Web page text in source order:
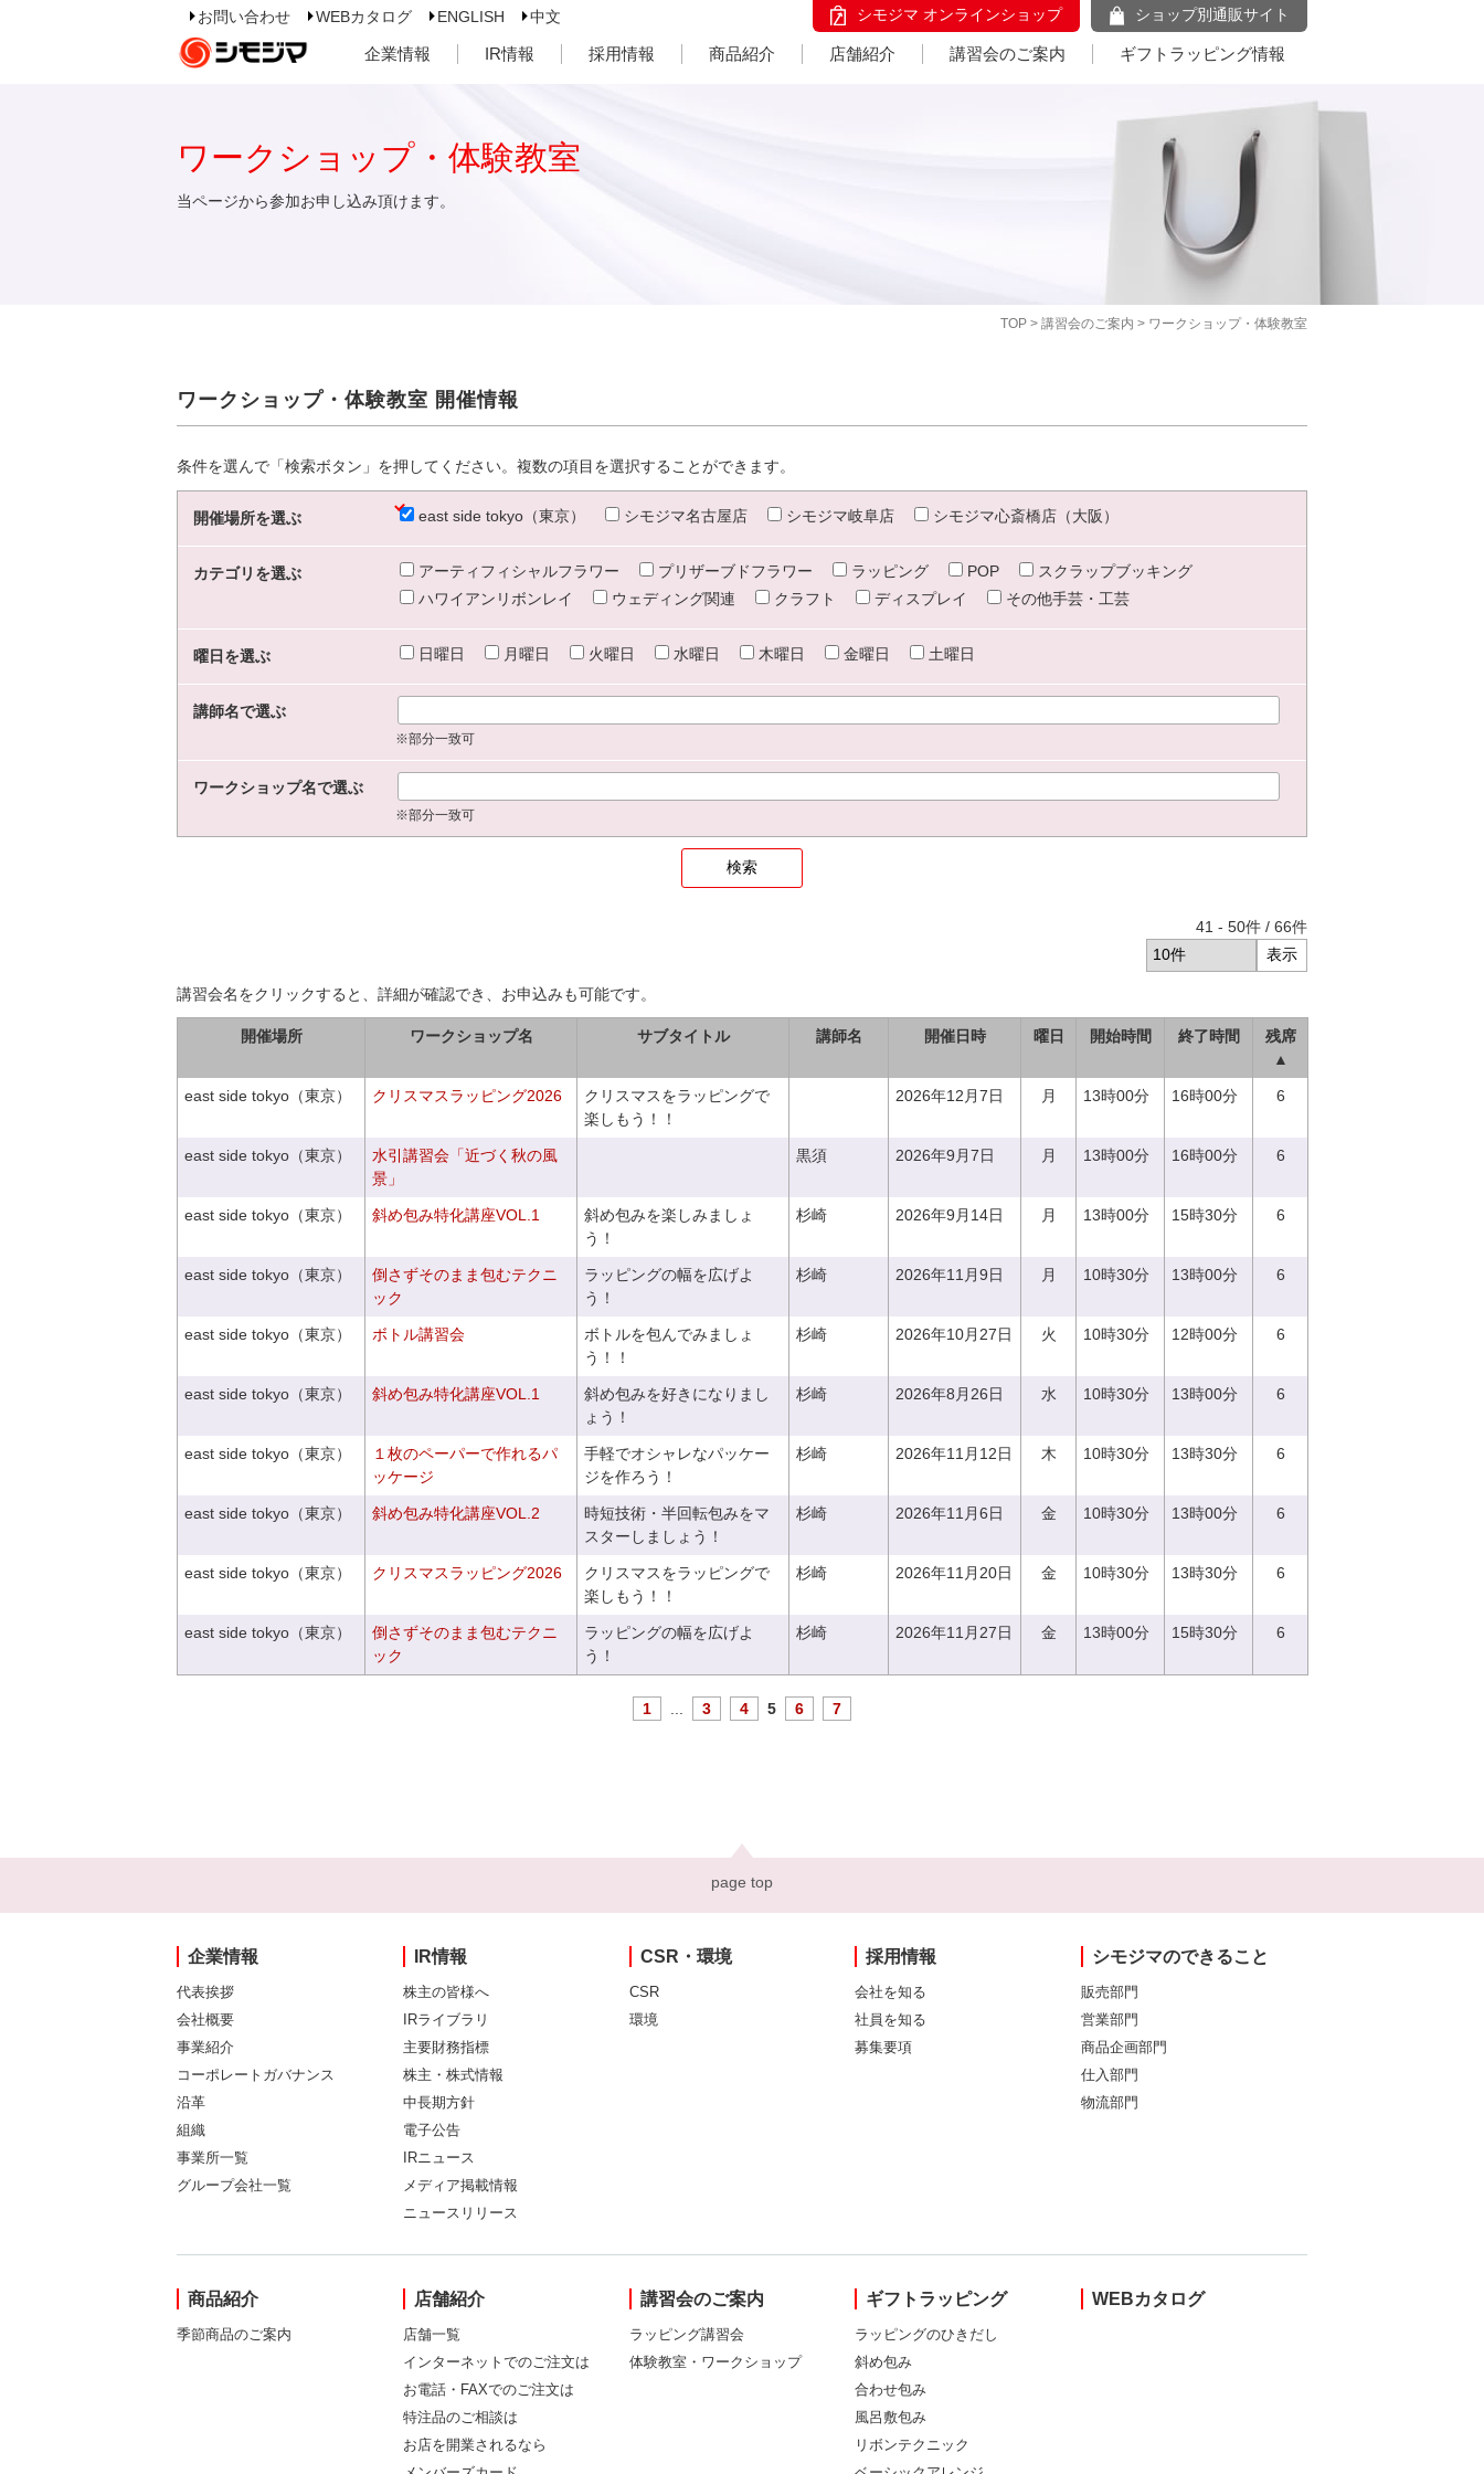
お問い合わせ WEBカタログ ENGLISH 中文 シモジマ オンラインショップ ショップ別通販サイト
企業情報 IR情報 採用情報 商品紹介 店舗紹介 講習会のご案内 ギフトラッピング情報
TOP > 講習会のご案内 > ワークショップ・体験教室
ワークショップ・体験教室
当ページから参加お申し込み頂けます。
ワークショップ・体験教室 開催情報
条件を選んで「検索ボタン」を押してください。複数の項目を選択することができます。
開催場所を選ぶ east side tokyo（東京） シモジマ名古屋店 シモジマ岐阜店 シモジマ心斎橋店（大阪）
カテゴリを選ぶ アーティフィシャルフラワー プリザーブドフラワー ラッピング POP
スクラップブッキング
ハワイアンリボンレイ
ウェディング関連 クラフト ディスプレイ その他手芸・工芸
曜日を選ぶ 日曜日 月曜日 火曜日 水曜日 木曜日 金曜日 土曜日
講師名で選ぶ
※部分一致可
ワークショップ名で選ぶ
※部分一致可
41 - 50件 / 66件
講習会名をクリックすると、詳細が確認でき、お申込みも可能です。
開催場所 ワークショップ名 サブタイトル 講師名 開催日時 曜日 開始時間 終了時間
残席
▲
east side tokyo（東京） クリスマスラッピング2026
クリスマスをラッピングで
楽しもう！！
2026年12月7日 月 13時00分 16時00分 6
east side tokyo（東京）
水引講習会「近づく秋の風
景」
黒須 2026年9月7日 月 13時00分 16時00分 6
east side tokyo（東京） 斜め包み特化講座VOL.1
斜め包みを楽しみましょ
う！
杉崎 2026年9月14日 月 13時00分 15時30分 6
east side tokyo（東京）
倒さずそのまま包むテクニ
ック
ラッピングの幅を広げよ
う！
杉崎 2026年11月9日 月 10時30分 13時00分 6
east side tokyo（東京） ボトル講習会
ボトルを包んでみましょ
う！！
杉崎 2026年10月27日 火 10時30分 12時00分 6
east side tokyo（東京） 斜め包み特化講座VOL.1
斜め包みを好きになりまし
ょう！
杉崎 2026年8月26日 水 10時30分 13時00分 6
east side tokyo（東京）
１枚のペーパーで作れるパ
ッケージ
手軽でオシャレなパッケー
ジを作ろう！
杉崎 2026年11月12日 木 10時30分 13時30分 6
east side tokyo（東京） 斜め包み特化講座VOL.2
時短技術・半回転包みをマ
スターしましょう！
杉崎 2026年11月6日 金 10時30分 13時00分 6
east side tokyo（東京） クリスマスラッピング2026
クリスマスをラッピングで
楽しもう！！
杉崎 2026年11月20日 金 10時30分 13時30分 6
east side tokyo（東京）
倒さずそのまま包むテクニ
ック
ラッピングの幅を広げよ
う！
杉崎 2026年11月27日 金 13時00分 15時30分 6
1 3 4 5 6 7
page top
企業情報
代表挨拶
会社概要
事業紹介
コーポレートガバナンス
沿革
組織
事業所一覧
グループ会社一覧
IR情報
株主の皆様へ
IRライブラリ
主要財務指標
株主・株式情報
中長期方針
電子公告
IRニュース
メディア掲載情報
ニュースリリース
CSR・環境
CSR
環境
採用情報
会社を知る
社員を知る
募集要項
シモジマのできること
販売部門
営業部門
商品企画部門
仕入部門
物流部門
商品紹介
季節商品のご案内
店舗紹介
店舗一覧
インターネットでのご注文は
お電話・FAXでのご注文は
特注品のご相談は
お店を開業されるなら
講習会のご案内
ラッピング講習会
体験教室・ワークショップ
ギフトラッピング
ラッピングのひきだし
斜め包み
合わせ包み
風呂敷包み
リボンテクニック
WEBカタログ